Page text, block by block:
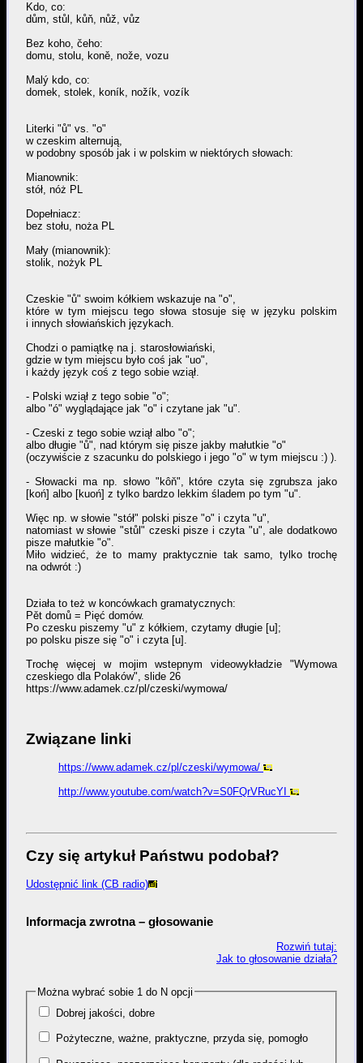
Kdo, co:
dům, stůl, kůň, nůž, vůz
Bez koho, čeho:
domu, stolu, koně, nože, vozu
Malý kdo, co:
domek, stolek, koník, nožík, vozík
Literki "ů" vs. "o"
w czeskim alternują,
w podobny sposób jak i w polskim w niektórych słowach:
Mianownik:
stół, nóż PL
Dopełniacz:
bez stołu, noża PL
Mały (mianownik):
stolik, nożyk PL
Czeskie "ů" swoim kółkiem wskazuje na "o",
które w tym miejscu tego słowa stosuje się w języku polskim
i innych słowiańskich językach.
Chodzi o pamiątkę na j. starosłowiański,
gdzie w tym miejscu było coś jak "uo",
i każdy język coś z tego sobie wziął.
- Polski wziął z tego sobie "o";
albo "ó" wyglądające jak "o" i czytane jak "u".
- Czeski z tego sobie wziął albo "o";
albo długie "ů", nad którym się pisze jakby małutkie "o"
(oczywiście z szacunku do polskiego i jego "o" w tym miejscu :) ).
- Słowacki ma np. słowo "kôň", które czyta się zgrubsza jako
[koń] albo [kuoń] z tylko bardzo lekkim śladem po tym "u".
Więc np. w słowie "stół" polski pisze "o" i czyta "u",
natomiast w słowie "stůl" czeski pisze i czyta "u", ale dodatkowo
pisze małutkie "o".
Miło widzieć, że to mamy praktycznie tak samo, tylko trochę
na odwrót :)
Działa to też w koncówkach gramatycznych:
Pět domů = Pięć domów.
Po czesku piszemy "u" z kółkiem, czytamy długie [u];
po polsku pisze się "o" i czyta [u].
Trochę więcej w mojim wstepnym videowykładzie "Wymowa
czeskiego dla Polaków", slide 26
https://www.adamek.cz/pl/czeski/wymowa/
Związane linki
https://www.adamek.cz/pl/czeski/wymowa/
http://www.youtube.com/watch?v=S0FQrVRucYI
Czy się artykuł Państwu podobał?
Udostępnić link (CB radio)
Informacja zwrotna – głosowanie
Rozwiń tutaj:
Jak to głosowanie działa?
Można wybrać sobie 1 do N opcji
Dobrej jakości, dobre
Pożyteczne, ważne, praktyczne, przyda się, pomogło